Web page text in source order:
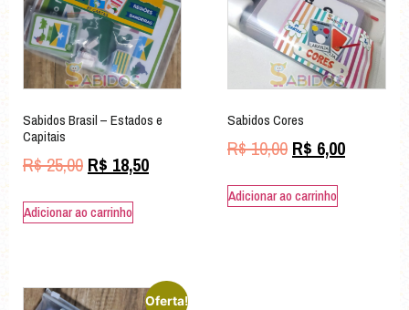
Sabidos Brasil – Estados e
Capitais
R$25,00 R$ 18,50
Adicionar ao carrinho
Sabidos Cores
R$10,00 R$ 6,00
Adicionar ao carrinho
Oferta!